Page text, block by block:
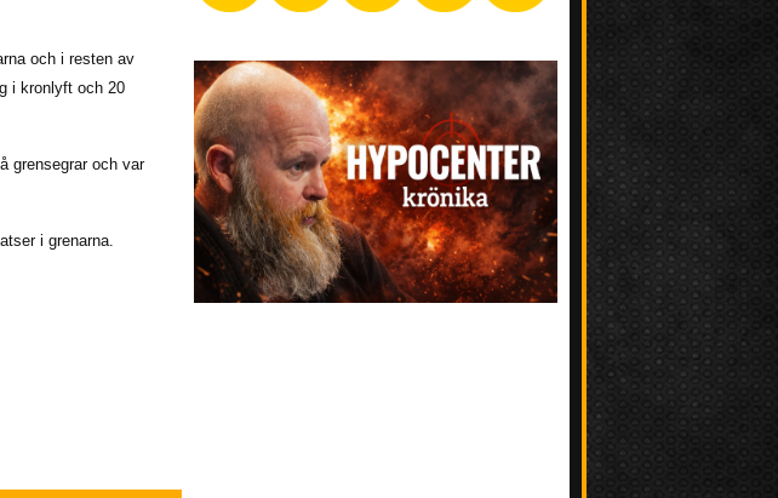
och i resten av
i kronlyft och 20
grensegrar och var
i grenarna.